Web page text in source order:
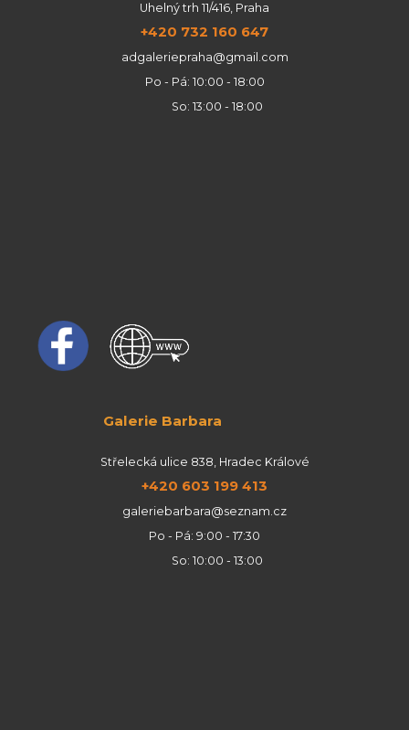
Uhelný trh 11/416, Praha
+420 732 160 647
adgaleriepraha@gmail.com
Po - Pá: 10:00 - 18:00
So: 13:00 - 18:00
Galerie Barbara
Střelecká ulice 838, Hradec Králové
+420 603 199 413
galeriebarbara@seznam.cz
Po - Pá: 9:00 - 17:30
So: 10:00 - 13:00